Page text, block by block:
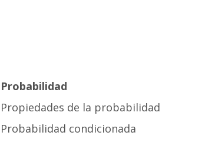
Probabilidad
Propiedades de la probabilidad
Probabilidad condicionada